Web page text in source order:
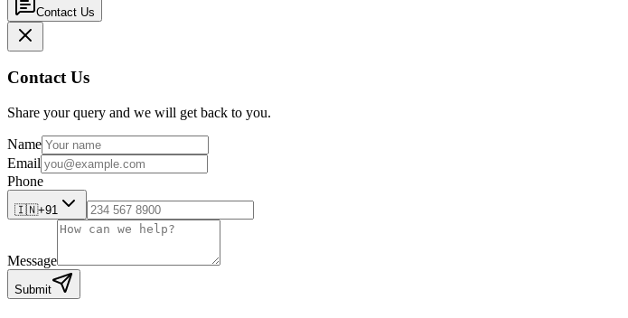
Contact Us
Contact Us
Share your query and we will get back to you.
Name
Email
Phone
🇮🇳+91
Message
Submit